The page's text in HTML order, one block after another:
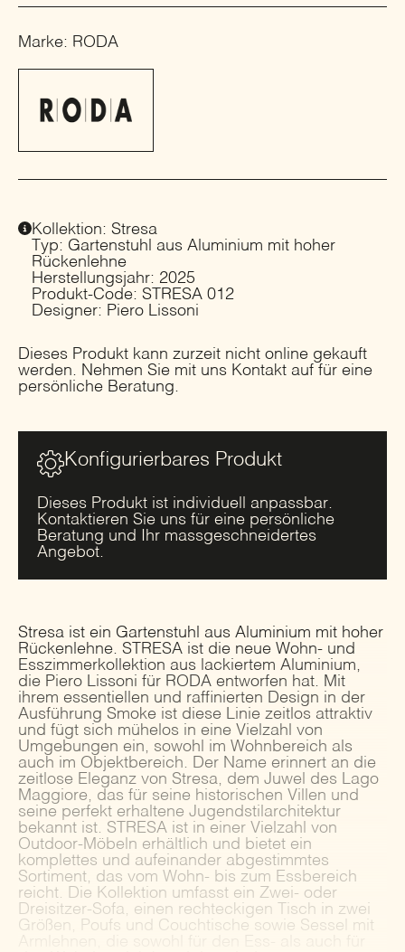
Marke: RODA
Kollektion: Stresa
Typ: Gartenstuhl aus Aluminium mit hoher
Rückenlehne
Herstellungsjahr: 2025
Produkt-Code: STRESA 012
Designer: Piero Lissoni
Dieses Produkt kann zurzeit nicht online gekauft
werden. Nehmen Sie mit uns Kontakt auf für eine
persönliche Beratung.
Konfigurierbares Produkt
Dieses Produkt ist individuell anpassbar.
Kontaktieren Sie uns für eine persönliche
Beratung und Ihr massgeschneidertes
Angebot.
Stresa ist ein Gartenstuhl aus Aluminium mit hoher
Rückenlehne. STRESA ist die neue Wohn- und
Esszimmerkollektion aus lackiertem Aluminium,
die Piero Lissoni für RODA entworfen hat. Mit
ihrem essentiellen und raffinierten Design in der
Ausführung Smoke ist diese Linie zeitlos attraktiv
und fügt sich mühelos in eine Vielzahl von
Umgebungen ein, sowohl im Wohnbereich als
auch im Objektbereich. Der Name erinnert an die
zeitlose Eleganz von Stresa, dem Juwel des Lago
Maggiore, das für seine historischen Villen und
seine perfekt erhaltene Jugendstilarchitektur
bekannt ist. STRESA ist in einer Vielzahl von
Outdoor-Möbeln erhältlich und bietet ein
komplettes und aufeinander abgestimmtes
Sortiment, das vom Wohn- bis zum Essbereich
reicht. Die Kollektion umfasst ein Zwei- oder
Dreisitzer-Sofa, einen rechteckigen Tisch in zwei
Größen, Poufs und Couchtische sowie Sessel mit